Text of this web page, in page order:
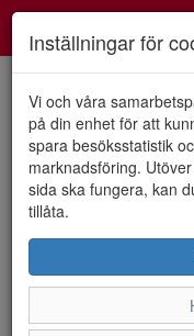
HEM WALDLAUFER
Inställningar för
Vi och våra
på din enhet för att
spara besöksstatistik
marknadsföring.
sida ska fungera, kan
tillåta.